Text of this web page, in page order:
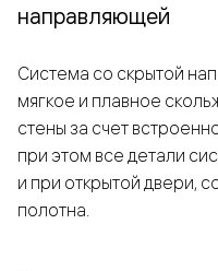
направляющей
Система со скрытой
мягкое и плавное
стены за счет
при этом все детали
и при открытой двери,
полотна.